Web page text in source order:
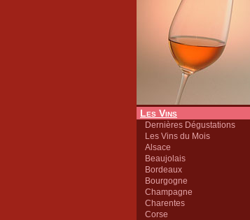
Les Vins
Dernières Dégustations
Les Vins du Mois
Alsace
Beaujolais
Bordeaux
Bourgogne
Champagne
Charentes
Corse